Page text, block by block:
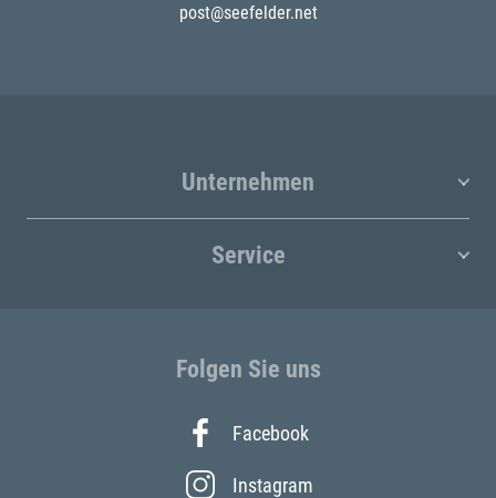
post@seefelder.net
Unternehmen
Service
Folgen Sie uns
Facebook
Instagram